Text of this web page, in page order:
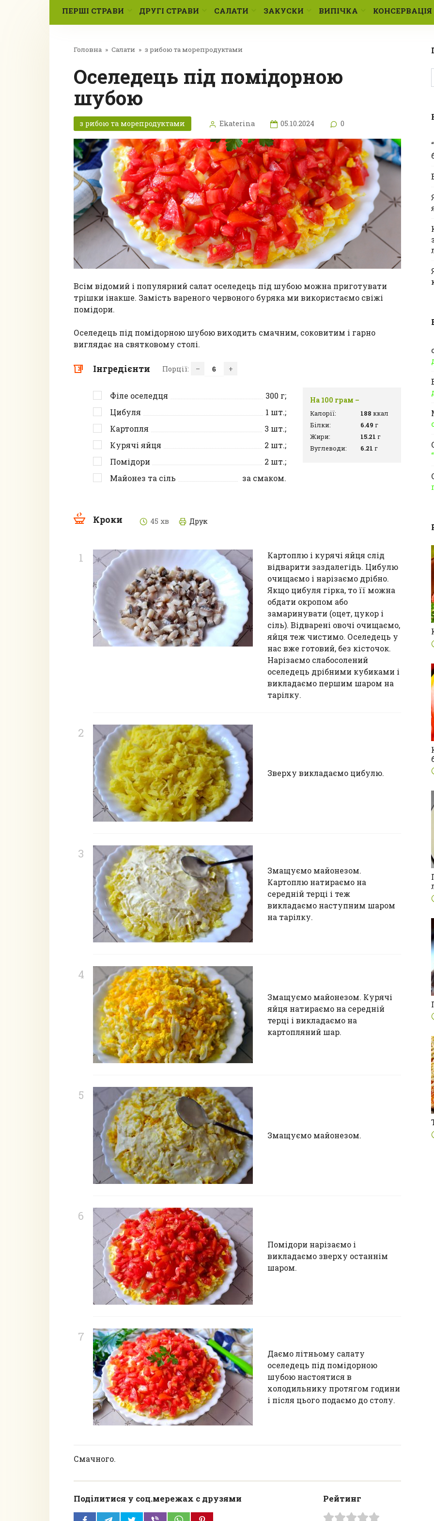
ПЕРШІ СТРАВИ ДРУГІ СТРАВИ САЛАТИ ЗАКУСКИ ВИПІЧКА КОНСЕРВАЦІЯ
Головна » Салати » з рибою та морепродуктами
Оселедець під помідорною
шубою
з рибою та морепродуктами Ekaterina 05.10.2024 0
Всім відомий і популярний салат оселедець під шубою можна приготувати
трішки інакше. Замість вареного червоного буряка ми використаємо свіжі
помідори.
Оселедець під помідорною шубою виходить смачним, соковитим і гарно
виглядає на святковому столі.
Інгредієнти Порції: – +
Філе оселедця 300 г;
Цибуля
1 шт.;
Картопля
3 шт.;
Курячі яйця
2 шт.;
Помідори
2 шт.;
Майонез та сіль
за смаком.
На 100 грам –
Калорії: 188 ккал
Білки:
6.49 г
Жири:
15.21 г
Вуглеводи:
6.21 г
Кроки 45 хв Друк
Картоплю і курячі яйця слід
відварити заздалегідь. Цибулю
очищаємо і нарізаємо дрібно.
Якщо цибуля гірка, то її можна
обдати окропом або
замаринувати (оцет, цукор і
сіль). Відварені овочі очищаємо,
яйця теж чистимо. Оселедець у
нас вже готовий, без кісточок.
Нарізаємо слабосолений
оселедець дрібними кубиками і
викладаємо першим шаром на
тарілку.
Зверху викладаємо цибулю.
Змащуємо майонезом.
Картоплю натираємо на
середній терці і теж
викладаємо наступним шаром
на тарілку.
Змащуємо майонезом. Курячі
яйця натираємо на середній
терці і викладаємо на
картопляний шар.
Змащуємо майонезом.
Помідори нарізаємо і
викладаємо зверху останнім
шаром.
Даємо літньому салату
оселедець під помідорною
шубою настоятися в
холодильнику протягом години
і після цього подаємо до столу.
Смачного.
Поділитися у соц.мережах с друзями Рейтинг